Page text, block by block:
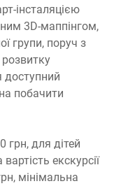
інсталяцією
3D-маппінгом,
групи, поруч з
доступний
побачити
грн, для дітей
екскурсії
мінімальна